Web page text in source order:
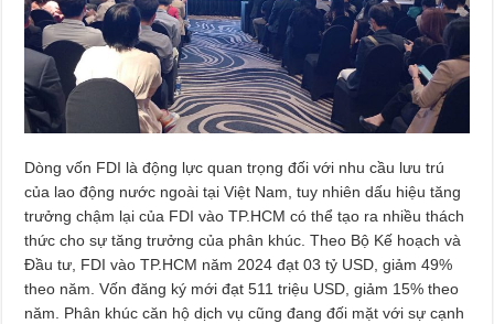
Dòng vốn FDI là động lực quan trọng đối với nhu cầu lưu trú
của lao động nước ngoài tại Việt Nam, tuy nhiên dấu hiệu tăng
trưởng chậm lại của FDI vào TP.HCM có thể tạo ra nhiều thách
thức cho sự tăng trưởng của phân khúc. Theo Bộ Kế hoạch và
Đầu tư, FDI vào TP.HCM năm 2024 đạt 03 tỷ USD, giảm 49%
theo năm. Vốn đăng ký mới đạt 511 triệu USD, giảm 15% theo
năm. Phân khúc căn hộ dịch vụ cũng đang đối mặt với sự cạnh